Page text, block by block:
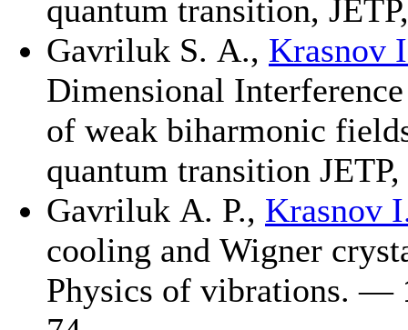
quantum transition,
Gavriluk S. A., Krasnov
Dimensional
of weak biharmonic
quantum transition
Gavriluk A. P., Krasnov
cooling and Wigner
Physics of vibrations. —